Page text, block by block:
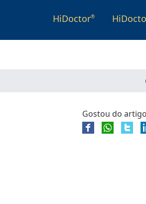
HiDoctor®
Gostou do